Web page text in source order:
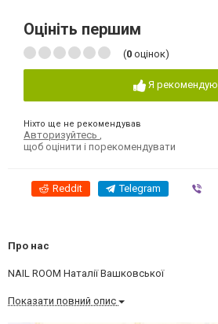
Оцініть першим
(0 оцінок)
Я рекомендую
Ніхто ще не рекомендував
Авторизуйтесь
щоб оцінити і порекомендувати
Reddit Telegram
Про нас
NAIL ROOM Наталії Вашковської
Показати повний опис